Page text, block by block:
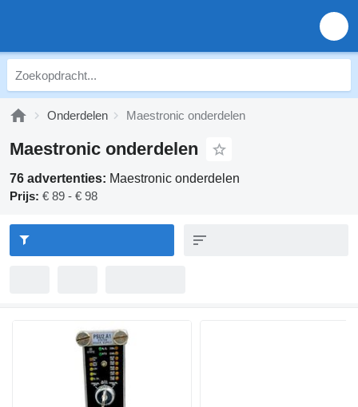
Onderdelen Maestronic onderdelen
Maestronic onderdelen
76 advertenties: Maestronic onderdelen
Prijs: € 89 - € 98